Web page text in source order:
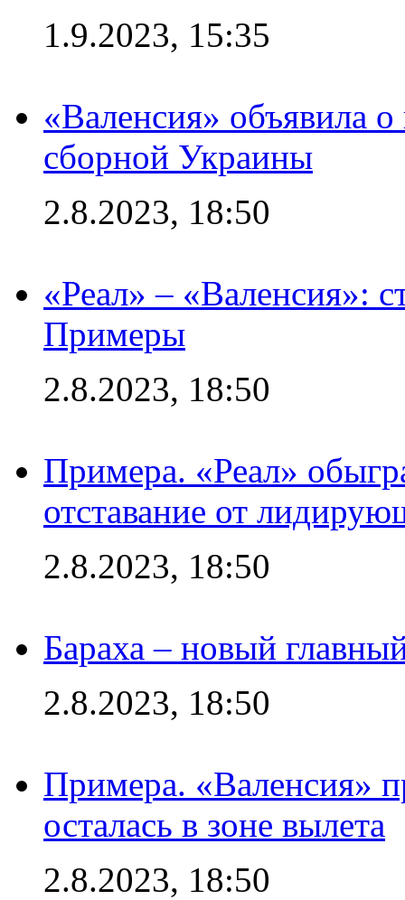
1.9.2023, 15:35
«Валенсия» объявила
сборной Украины
2.8.2023, 18:50
«Реал» – «Валенсия»:
Примеры
2.8.2023, 18:50
Примера. «Реал»
отставание от
2.8.2023, 18:50
Бараха – новый
2.8.2023, 18:50
Примера. «Валенсия»
осталась в зоне вылета
2.8.2023, 18:50